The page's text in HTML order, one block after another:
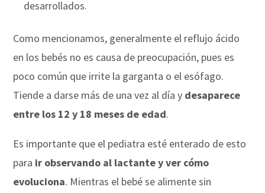
desarrollados.
Como mencionamos, generalmente el reflujo ácido
en los bebés no es causa de preocupación, pues es
poco común que irrite la garganta o el esófago.
Tiende a darse más de una vez al día y desaparece
entre los 12 y 18 meses de edad.
Es importante que el pediatra esté enterado de esto
para ir observando al lactante y ver cómo
evoluciona. Mientras el bebé se alimente sin